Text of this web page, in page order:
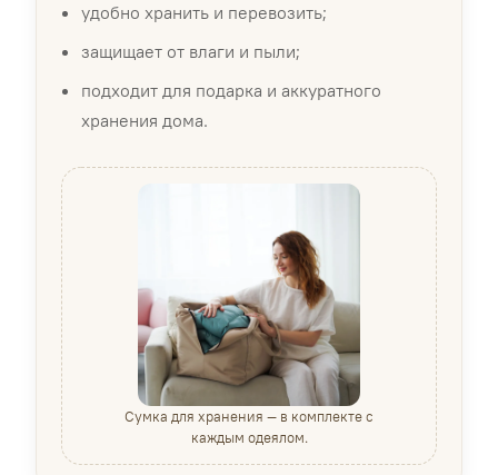
удобно хранить и перевозить;
защищает от влаги и пыли;
подходит для подарка и аккуратного
хранения дома.
Сумка для хранения — в комплекте с
каждым одеялом.